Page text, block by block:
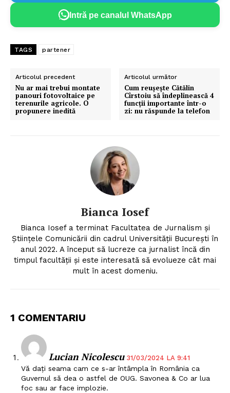
Intră pe canalul WhatsApp
TAGS partener
Articolul precedent
Nu ar mai trebui montate
panouri fotovoltaice pe
terenurile agricole. O
propunere inedită
Articolul următor
Cum reușește Cătălin
Cîrstoiu să îndeplinească 4
funcții importante într-o
zi: nu răspunde la telefon
Bianca Iosef
Bianca Iosef a terminat Facultatea de Jurnalism și
Științele Comunicării din cadrul Universității București în
anul 2022. A început să lucreze ca jurnalist încă din
timpul facultății și este interesată să evolueze cât mai
mult în acest domeniu.
1 COMENTARIU
Lucian Nicolescu 31/03/2024 LA 9:41
Vă dați seama cam ce s-ar întâmpla în România ca
Guvernul să dea o astfel de OUG. Savonea & Co ar lua
foc sau ar face implozie.